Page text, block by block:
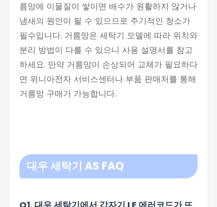
름망에 이물질이 쌓이면 배수가 원활하지 않거나
냄새의 원인이 될 수 있으므로 주기적인 청소가
필수입니다. 거름망은 세탁기 모델에 따라 위치와
분리 방법이 다를 수 있으니 사용 설명서를 참고
하세요. 만약 거름망이 손상되어 교체가 필요하다
면 위니아전자 서비스센터나 부품 판매처를 통해
거름망 구매가 가능합니다.
대우 세탁기 AS FAQ